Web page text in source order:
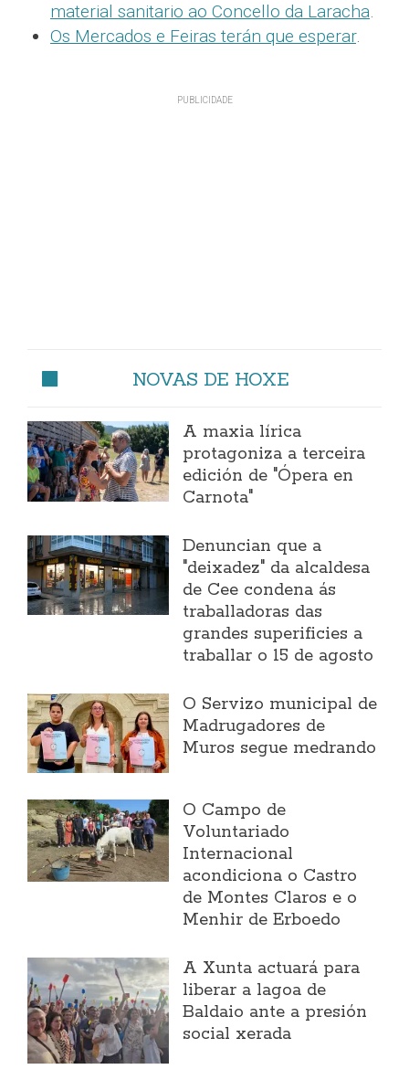
material sanitario ao Concello da Laracha.
Os Mercados e Feiras terán que esperar.
NOVAS DE HOXE
A maxia lírica
protagoniza a terceira
edición de "Ópera en
Carnota"
Denuncian que a
"deixadez" da alcaldesa
de Cee condena ás
traballadoras das
grandes superificies a
traballar o 15 de agosto
O Servizo municipal de
Madrugadores de
Muros segue medrando
O Campo de
Voluntariado
Internacional
acondiciona o Castro
de Montes Claros e o
Menhir de Erboedo
A Xunta actuará para
liberar a lagoa de
Baldaio ante a presión
social xerada